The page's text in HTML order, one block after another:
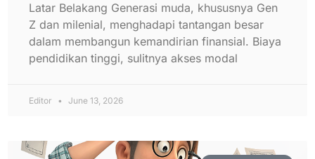
Latar Belakang Generasi muda, khususnya Gen
Z dan milenial, menghadapi tantangan besar
dalam membangun kemandirian finansial. Biaya
pendidikan tinggi, sulitnya akses modal
Editor June 13, 2026